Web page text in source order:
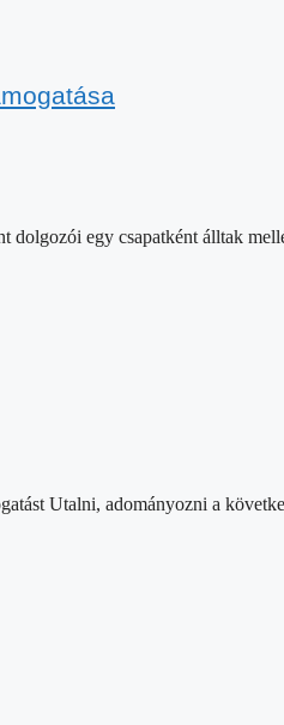
egy csapatként álltak
Utalni, adományozni a